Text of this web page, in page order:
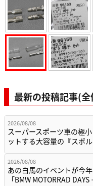
最新の投稿記事(全
2026/08/08
スーパースポーツ車の極
ットする大容量の『スポ
2026/08/08
あの白馬のイベントが今
「BMW MOTORRAD